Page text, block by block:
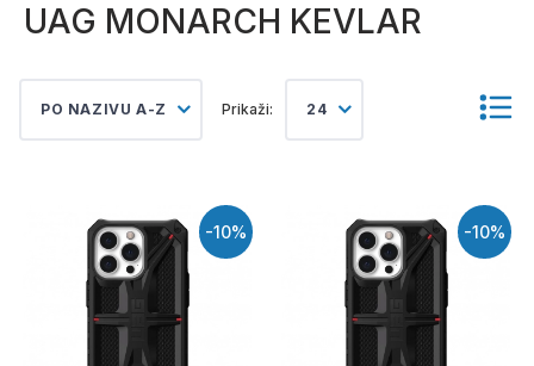
UAG MONARCH KEVLAR
PO NAZIVU A-Z Prikaži: 24
-10% -10%